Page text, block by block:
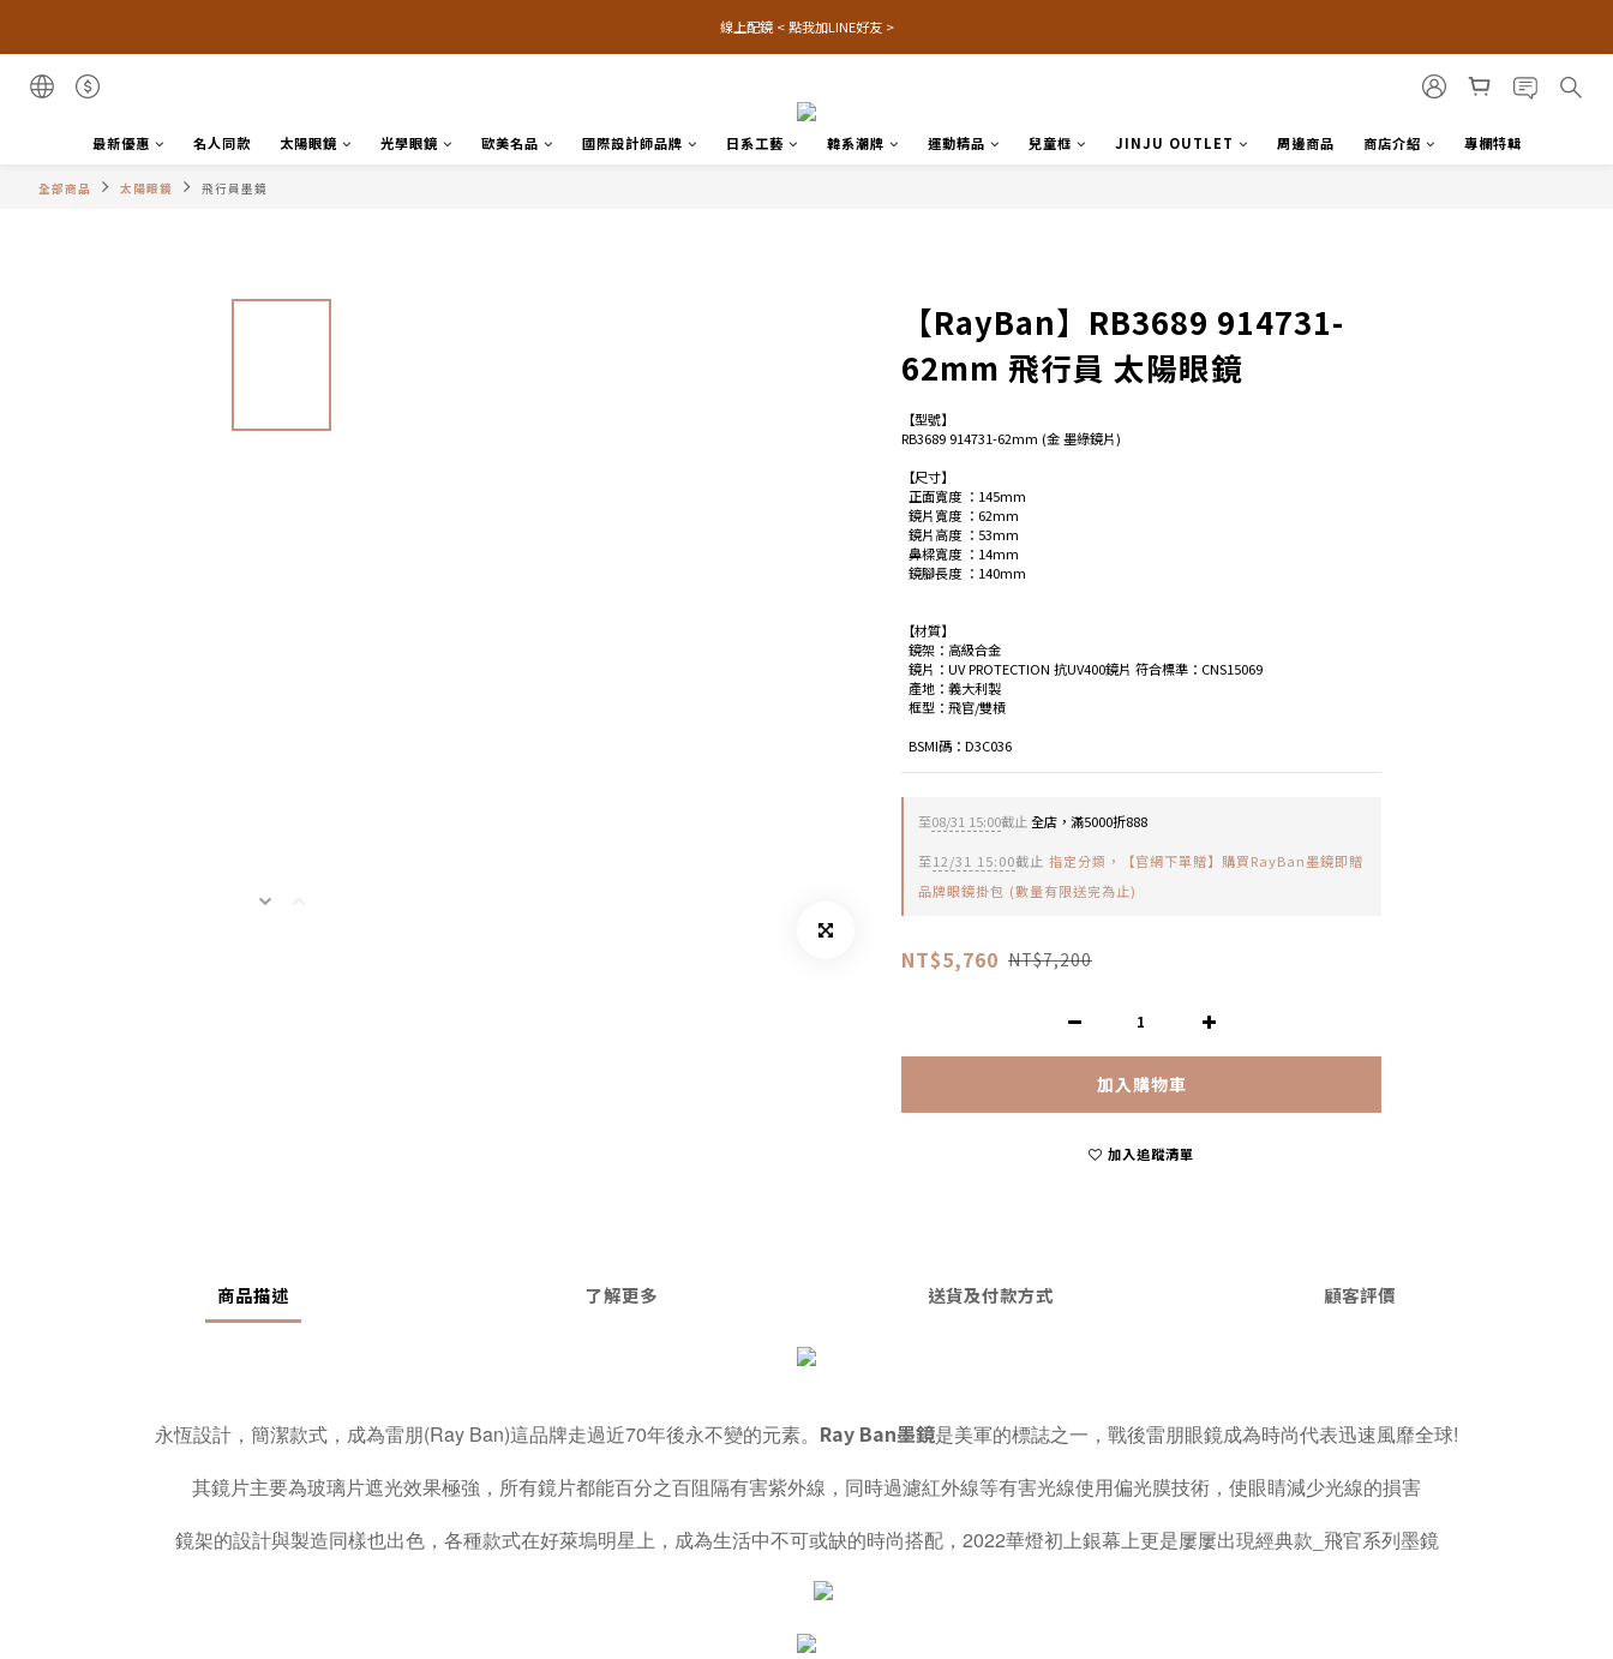
線上配鏡 < 點我加LINE好友 >
最新優惠 名人同款 太陽眼鏡 光學眼鏡 歐美名品 國際設計師品牌 日系工藝 韓系潮牌 運動精品 兒童框 JINJU OUTLET 周邊商品 商店介紹 專欄特輯
全部商品 太陽眼鏡 飛行員墨鏡
【RayBan】RB3689 914731-
62mm 飛行員 太陽眼鏡
【型號】
RB3689 914731-62mm (金 墨綠鏡片)
【尺寸】
  正面寬度 ：145mm
  鏡片寬度 ：62mm
  鏡片高度 ：53mm
  鼻樑寬度 ：14mm
  鏡腳長度 ：140mm
【材質】
  鏡架：高級合金
  鏡片：UV PROTECTION 抗UV400鏡片 符合標準：CNS15069
  產地：義大利製
  框型：飛官/雙槓
  BSMI碼：D3C036
至08/31 15:00截止全店，滿5000折888
至12/31 15:00截止 指定分類，【官網下單贈】購買RayBan墨鏡即贈
品牌眼鏡掛包 (數量有限送完為止)
NT$5,760 NT$7,200
加入購物車
加入追蹤清單
商品描述 了解更多 送貨及付款方式 顧客評價
永恆設計，簡潔款式，成為雷朋(Ray Ban)這品牌走過近70年後永不變的元素。 Ray Ban墨鏡是美軍的標誌之一，戰後雷朋眼鏡成為時尚代表迅速風靡全球!
其鏡片主要為玻璃片遮光效果極強，所有鏡片都能百分之百阻隔有害紫外線，同時過濾紅外線等有害光線使用偏光膜技術，使眼睛減少光線的損害
鏡架的設計與製造同樣也出色，各種款式在好萊塢明星上，成為生活中不可或缺的時尚搭配，2022華燈初上銀幕上更是屢屢出現經典款_飛官系列墨鏡